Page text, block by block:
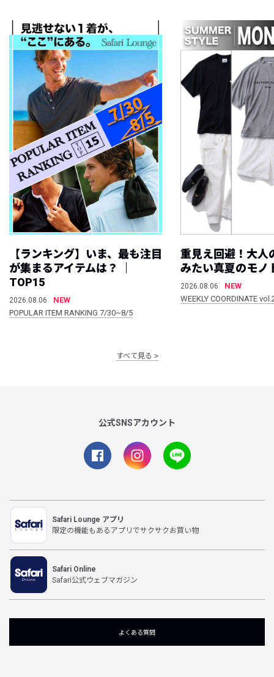
【ランキング】いま、最も注目
が集まるアイテムは？ ｜
TOP15
2026.08.06
NEW
POPULAR ITEM RANKING 7/30~8/5
重見え回避！大人
みたい真夏のモノ
2026.08.06
NEW
WEEKLY COORDINATE
すべて見る
公式SNSアカウント
Safari Lounge アプリ
限定の機能もあるアプリでサクサクお買い物
Safari Online
Safari公式ウェブマガジン
よくある質問